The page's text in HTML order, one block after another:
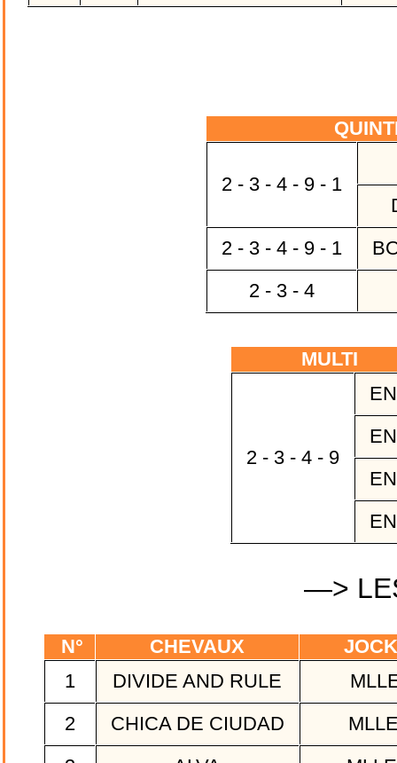
2 - 3 - 4 - 9 - 1
2 - 3 - 4 - 9 - 1
2 - 3 - 4
MULTI
2 - 3 - 4 - 9
—>
N° CHEVAUX
1
DIVIDE AND RULE
2
CHICA DE CIUDAD